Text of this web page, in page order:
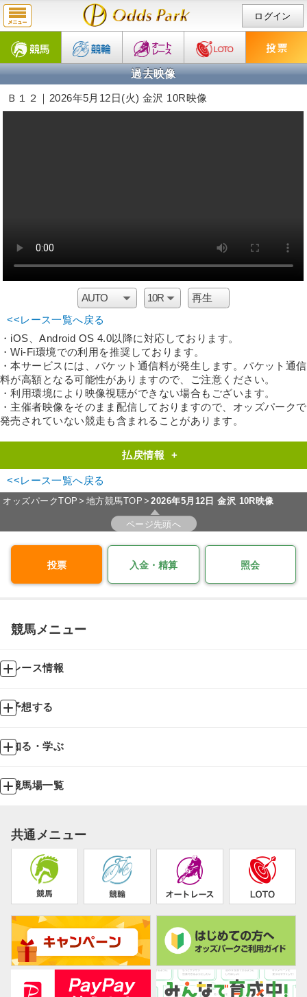
ログイン
過去映像
Ｂ１２｜2026年5月12日(火) 金沢 10R映像
<<レース一覧へ戻る
・iOS、Android OS 4.0以降に対応しております。
・Wi-Fi環境での利用を推奨しております。
・本サービスには、パケット通信料が発生します。パケット通信
料が高額となる可能性がありますので、ご注意ください。
・利用環境により映像視聴ができない場合もございます。
・主催者映像をそのまま配信しておりますので、オッズパークで
発売されていない競走も含まれることがあります。
払戻情報 +
<<レース一覧へ戻る
オッズパークTOP 地方競馬TOP 2026年5月12日 金沢 10R映像
ページ先頭へ
投票 入金・精算 照会
競馬メニュー
レース情報
予想する
知る・学ぶ
競馬場一覧
共通メニュー